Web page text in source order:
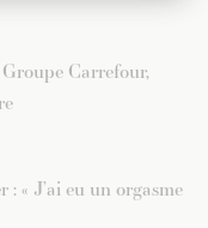
Carrefour,
« J’ai eu un orgasme